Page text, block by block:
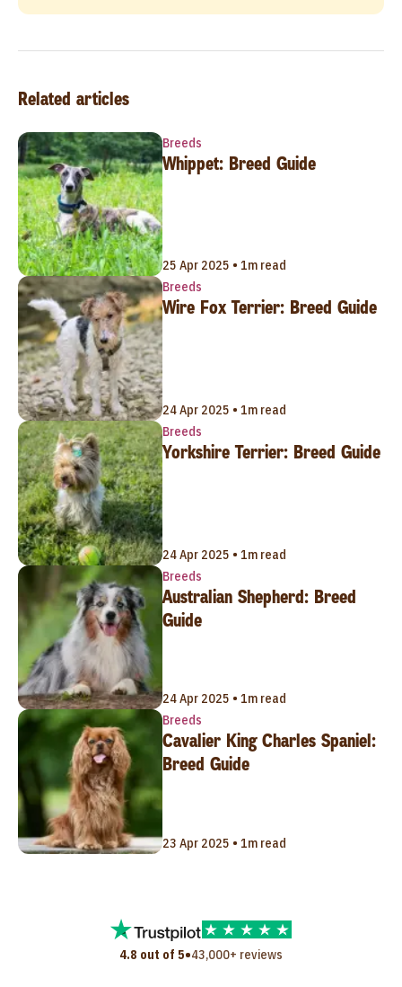
Related articles
Breeds
Whippet: Breed Guide
25 Apr 2025 • 1m read
Breeds
Wire Fox Terrier: Breed Guide
24 Apr 2025 • 1m read
Breeds
Yorkshire Terrier: Breed Guide
24 Apr 2025 • 1m read
Breeds
Australian Shepherd: Breed
Guide
24 Apr 2025 • 1m read
Breeds
Cavalier King Charles Spaniel:
Breed Guide
23 Apr 2025 • 1m read
4.8 out of 5•43,000+ reviews